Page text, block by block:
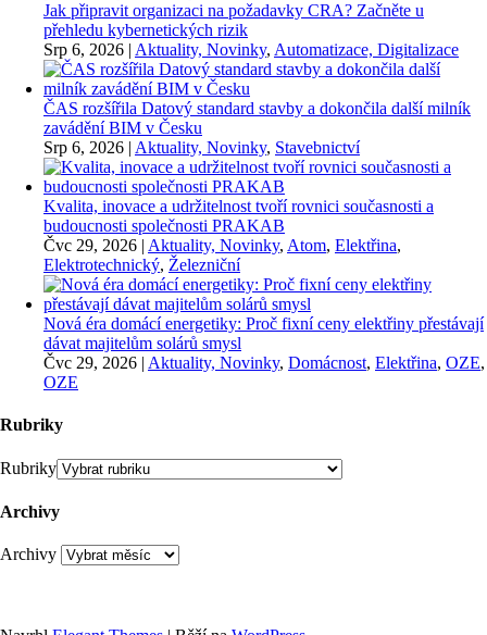
Jak připravit organizaci na požadavky CRA? Začněte u
přehledu kybernetických rizik
Srp 6, 2026 | Aktuality, Novinky, Automatizace, Digitalizace
ČAS rozšířila Datový standard stavby a dokončila další milník
zavádění BIM v Česku
Srp 6, 2026 | Aktuality, Novinky, Stavebnictví
Kvalita, inovace a udržitelnost tvoří rovnici současnosti a
budoucnosti společnosti PRAKAB
Čvc 29, 2026 | Aktuality, Novinky, Atom, Elektřina,
Elektrotechnický, Železniční
Nová éra domácí energetiky: Proč fixní ceny elektřiny přestávají
dávat majitelům solárů smysl
Čvc 29, 2026 | Aktuality, Novinky, Domácnost, Elektřina, OZE,
OZE
Rubriky
Rubriky
Archivy
Archivy